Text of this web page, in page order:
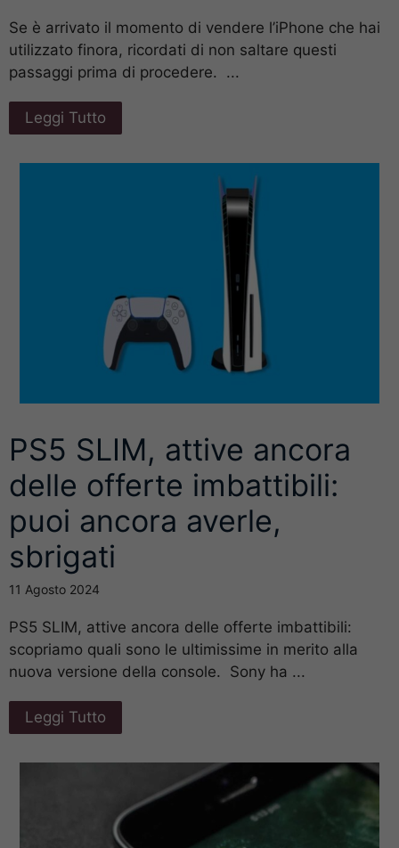
Se è arrivato il momento di vendere l’iPhone che hai
utilizzato finora, ricordati di non saltare questi
passaggi prima di procedere. ...
Leggi Tutto
PS5 SLIM, attive ancora
delle offerte imbattibili:
puoi ancora averle,
sbrigati
11 Agosto 2024
PS5 SLIM, attive ancora delle offerte imbattibili:
scopriamo quali sono le ultimissime in merito alla
nuova versione della console. Sony ha ...
Leggi Tutto